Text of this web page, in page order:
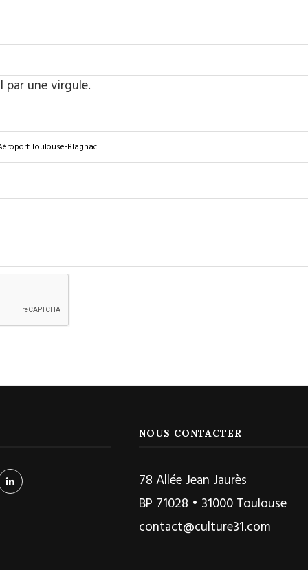
par une virgule.
NOUS CONTACTER
78 Allée Jean Jaurès
BP 71028 • 31000 Toulouse
contact@culture31.com